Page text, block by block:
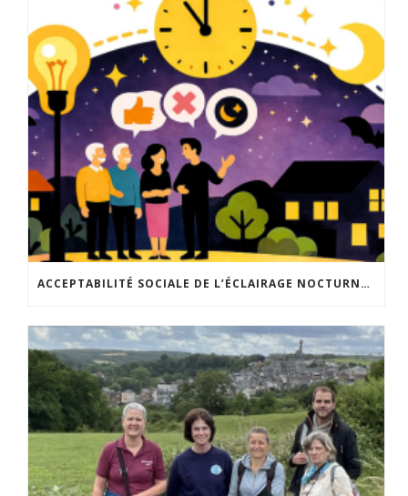
ACCEPTABILITÉ SOCIALE DE L’ÉCLAIRAGE NOCTURNE : LE REPLAY EST DISPONIBLE